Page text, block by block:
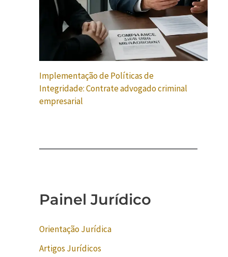
Implementação de Políticas de
Integridade: Contrate advogado criminal
empresarial
Painel Jurídico
Orientação Jurídica
Artigos Jurídicos